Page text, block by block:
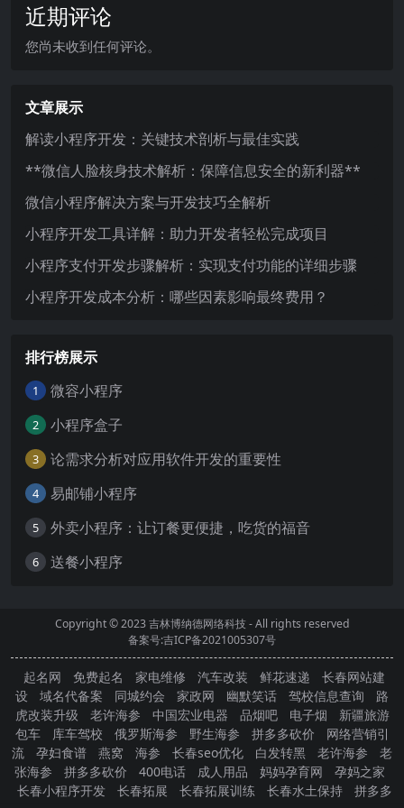
近期评论
您尚未收到任何评论。
文章展示
解读小程序开发：关键技术剖析与最佳实践
**微信人脸核身技术解析：保障信息安全的新利器**
微信小程序解决方案与开发技巧全解析
小程序开发工具详解：助力开发者轻松完成项目
小程序支付开发步骤解析：实现支付功能的详细步骤
小程序开发成本分析：哪些因素影响最终费用？
排行榜展示
1 微容小程序
2 小程序盒子
3 论需求分析对应用软件开发的重要性
4 易邮铺小程序
5 外卖小程序：让订餐更便捷，吃货的福音
6 送餐小程序
Copyright © 2023吉林博纳德网络科技- All rights reserved
备案号:吉ICP备2021005307号
起名网 免费起名 家电维修 汽车改装 鲜花速递
长春网站建
设
域名代备案 同城约会 家政网 幽默笑话 驾校信息查询
路
虎改装升级
老许海参 中国宏业电器 品烟吧 电子烟
新疆旅游
包车
库车驾校 俄罗斯海参 野生海参 拼多多砍价
网络营销引
流
孕妇食谱 燕窝 海参 长春seo优化 白发转黑 老许海参
老
张海参
拼多多砍价 400电话 成人用品 妈妈孕育网
孕妈之家
长春小程序开发
长春拓展 长春拓展训练 长春水土保持
拼多多